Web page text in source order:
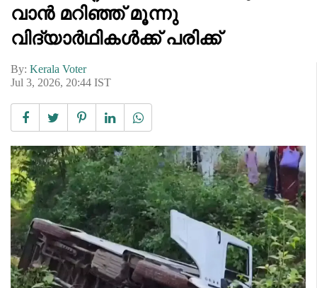
വാൻ മറിഞ്ഞ് മൂന്നു
വിദ്യാർഥികൾക്ക് പരിക്ക്
By: Kerala Voter
Jul 3, 2026, 20:44 IST